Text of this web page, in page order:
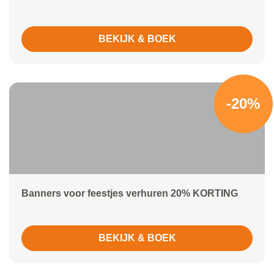
BEKIJK & BOEK
-20%
Banners voor feestjes verhuren 20% KORTING
BEKIJK & BOEK